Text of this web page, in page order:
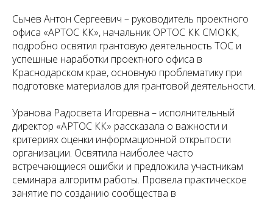
Сычев Антон Сергеевич – руководитель проектного
офиса «АРТОС КК», начальник ОРТОС КК СМОКК,
подробно освятил грантовую деятельность ТОС и
успешные наработки проектного офиса в
Краснодарском крае, основную проблематику при
подготовке материалов для грантовой деятельности.
Уранова Радосвета Игоревна – исполнительный
директор «АРТОС КК» рассказала о важности и
критериях оценки информационной открытости
организации. Освятила наиболее часто
встречающиеся ошибки и предложила участникам
семинара алгоритм работы. Провела практическое
занятие по созданию сообщества в